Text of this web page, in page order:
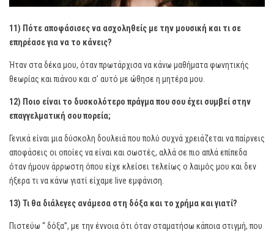
11) Πότε αποφάσισες να ασχοληθείς με την μουσική και τι σε
επηρέασε για να το κάνεις?
Ήταν στα δέκα μου, όταν πρωτάρχισα να κάνω μαθήματα φωνητικής
θεωρίας και πιάνου και σ’ αυτό με ώθησε η μητέρα μου.
12) Ποιο είναι το δυσκολότερο πράγμα που σου έχει συμβεί στην
επαγγελματική σου πορεία;
Γενικά είναι μια δύσκολη δουλειά που πολύ συχνά χρειάζεται να παίρνεις
αποφάσεις οι οποίες να είναι και σωστές, αλλά σε πιο απλά επίπεδα
όταν ήμουν άρρωστη όπου είχε κλείσει τελείως ο λαιμός μου και δεν
ήξερα τι να κάνω γιατί είχαμε live εμφάνιση.
13) Τι θα διάλεγες ανάμεσα στη δόξα και το χρήμα και γιατί?
Πιστεύω “ δόξα”, με την έννοια ότι όταν σταματήσω κάποια στιγμή, που